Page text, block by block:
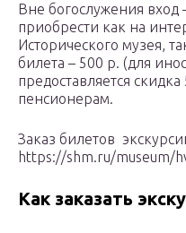
Вне богослужения
приобрести как на
Исторического музея,
билета – 500 р. (для
предоставляется скидка
пенсионерам.
Заказ билетов
https://shm.ru/museum/
Как заказать